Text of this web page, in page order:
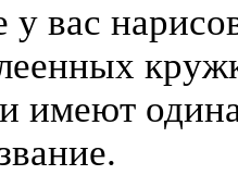
у вас
имеют